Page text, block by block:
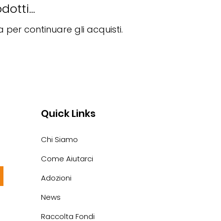
per continuare gli acquisti.
Quick Links
Chi Siamo
Come Aiutarci
Adozioni
News
Raccolta Fondi